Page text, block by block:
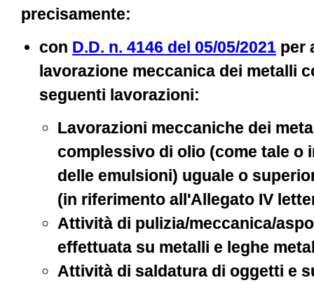
precisamente:
con D.D. n. 4146 del 05/05/2021 per
lavorazione meccanica dei metalli
seguenti lavorazioni:
Lavorazioni meccaniche dei
complessivo di olio (come tale o
delle emulsioni) uguale o
(in riferimento all'Allegato IV
Attività di pulizia/meccanica/
effettuata su metalli e leghe
Attività di saldatura di oggetti e